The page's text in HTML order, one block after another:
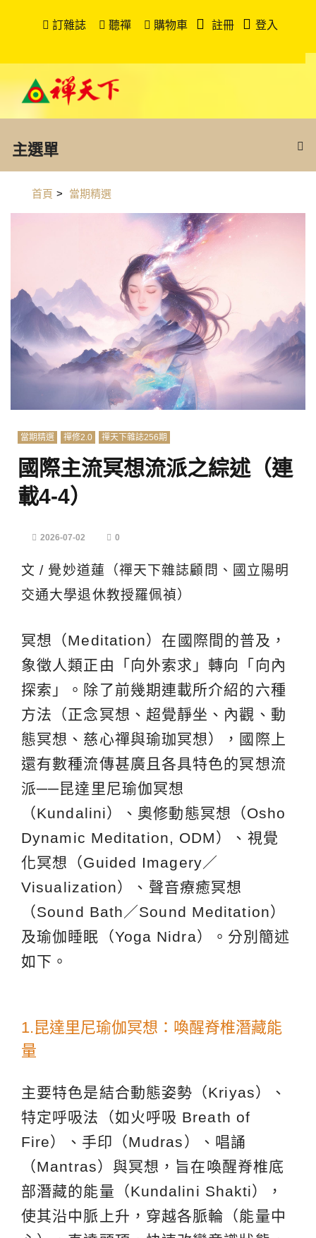
訂雜誌 聽禪 購物車 註冊 登入
主選單
首頁 > 當期精選
當期精選 禪修2.0 禪天下雜誌256期
國際主流冥想流派之綜述（連
載4-4）
2026-07-02 0
文 / 覺妙道蓮（禪天下雜誌顧問、國立陽明
交通大學退休教授羅佩禎）
冥想（Meditation）在國際間的普及，
象徵人類正由「向外索求」轉向「向內
探索」。除了前幾期連載所介紹的六種
方法（正念冥想、超覺靜坐、內觀、動
態冥想、慈心禪與瑜珈冥想），國際上
還有數種流傳甚廣且各具特色的冥想流
派──昆達里尼瑜伽冥想
（Kundalini）、奧修動態冥想（Osho
Dynamic Meditation, ODM）、視覺
化冥想（Guided Imagery／
Visualization）、聲音療癒冥想
（Sound Bath／Sound Meditation）
及瑜伽睡眠（Yoga Nidra）。分別簡述
如下。
1.昆達里尼瑜伽冥想：喚醒脊椎潛藏能
量
主要特色是結合動態姿勢（Kriyas）、
特定呼吸法（如火呼吸 Breath of
Fire）、手印（Mudras）、唱誦
（Mantras）與冥想，旨在喚醒脊椎底
部潛藏的能量（Kundalini Shakti），
使其沿中脈上升，穿越各脈輪（能量中